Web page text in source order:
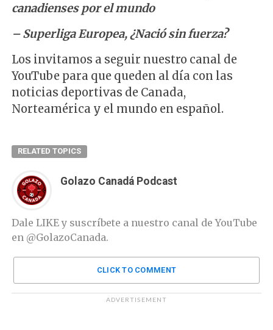
canadienses por el mundo
– Superliga Europea, ¿Nació sin fuerza?
Los invitamos a seguir nuestro canal de
YouTube para que queden al día con las
noticias deportivas de Canada,
Norteamérica y el mundo en español.
RELATED TOPICS
Golazo Canadá Podcast
Dale LIKE y suscríbete a nuestro canal de YouTube
en @GolazoCanada.
CLICK TO COMMENT
ADVERTISEMENT